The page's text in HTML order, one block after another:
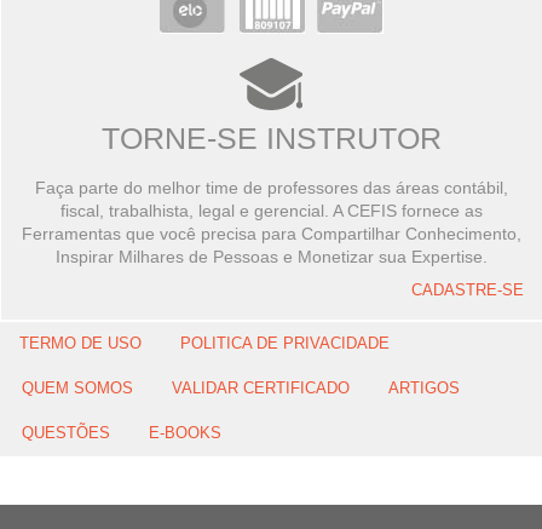
TORNE-SE INSTRUTOR
Faça parte do melhor time de professores das áreas contábil,
fiscal, trabalhista, legal e gerencial. A CEFIS fornece as
Ferramentas que você precisa para Compartilhar Conhecimento,
Inspirar Milhares de Pessoas e Monetizar sua Expertise.
CADASTRE-SE
TERMO DE USO POLITICA DE PRIVACIDADE
QUEM SOMOS VALIDAR CERTIFICADO ARTIGOS
QUESTÕES E-BOOKS